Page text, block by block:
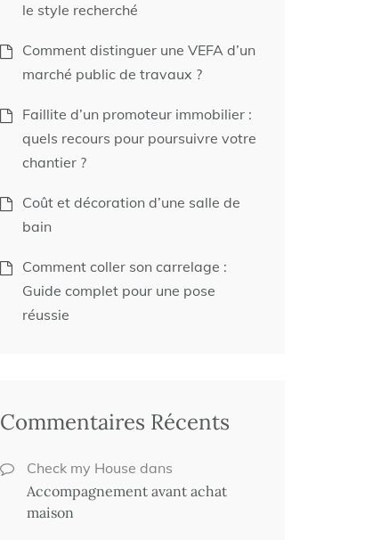
le style recherché
Comment distinguer une VEFA d’un
marché public de travaux ?
Faillite d’un promoteur immobilier :
quels recours pour poursuivre votre
chantier ?
Coût et décoration d’une salle de
bain
Comment coller son carrelage :
Guide complet pour une pose
réussie
Commentaires Récents
Check my House dans
Accompagnement avant achat
maison